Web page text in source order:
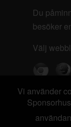
Du
besöker
Välj
Vi använder